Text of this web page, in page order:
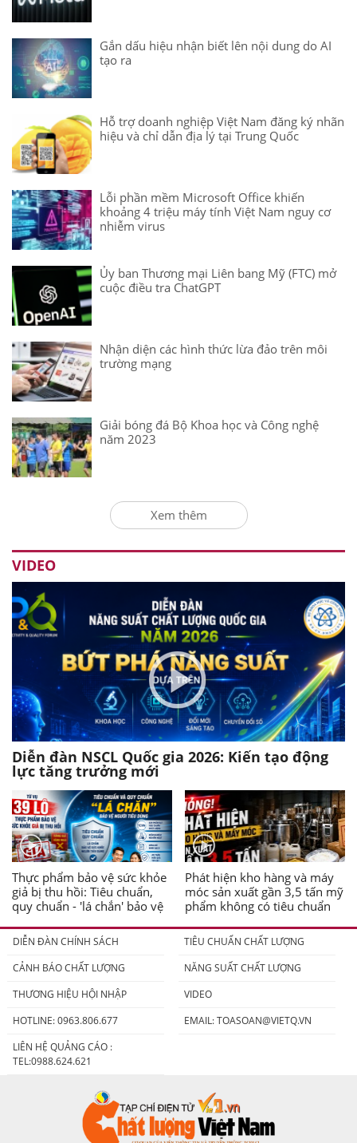
Gắn dấu hiệu nhận biết lên nội dung do AI
tạo ra
Hỗ trợ doanh nghiệp Việt Nam đăng ký nhãn
hiệu và chỉ dẫn địa lý tại Trung Quốc
Lỗi phần mềm Microsoft Office khiến
khoảng 4 triệu máy tính Việt Nam nguy cơ
nhiễm virus
Ủy ban Thương mại Liên bang Mỹ (FTC) mở
cuộc điều tra ChatGPT
Nhận diện các hình thức lừa đảo trên môi
trường mạng
Giải bóng đá Bộ Khoa học và Công nghệ
năm 2023
Xem thêm
VIDEO
Diễn đàn NSCL Quốc gia 2026: Kiến tạo động
lực tăng trưởng mới
Thực phẩm bảo vệ sức khỏe
giả bị thu hồi: Tiêu chuẩn,
quy chuẩn - 'lá chắn' bảo vệ
Phát hiện kho hàng và máy
móc sản xuất gần 3,5 tấn mỹ
phẩm không có tiêu chuẩn
DIỄN ĐÀN CHÍNH SÁCH
TIÊU CHUẨN CHẤT LƯỢNG
CẢNH BÁO CHẤT LƯỢNG
NĂNG SUẤT CHẤT LƯỢNG
THƯƠNG HIỆU HỘI NHẬP
VIDEO
HOTLINE: 0963.806.677
EMAIL:TOASOAN@VIETQ.VN
LIÊN HỆ QUẢNG CÁO :
TEL:0988.624.621